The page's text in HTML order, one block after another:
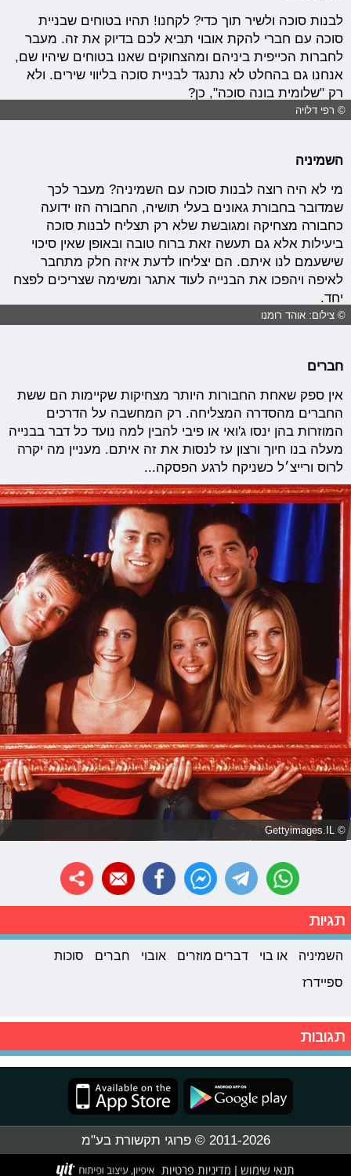
לבנות סוכה ולשיר תוך כדי? לקחנו! תהיו בטוחים שבניית
סוכה עם חברי להקת אובוי תביא לכם בדיוק את זה. מעבר
לחברות הכייפית ביניהם ומהצחוקים שאנו בטוחים שיהיו שם,
אנחנו גם בהחלט לא נתנגד לבניית סוכה בליווי שירים. ולא
רק "שלומית בונה סוכה", כן?
© רפי דלויה
השמיניה
מי לא היה רוצה לבנות סוכה עם השמיניה? מעבר לכך
שמדובר בחבורת גאונים בעלי תושיה, החבורה הזו ידועה
כחבורה מצחיקה ומגובשת שלא רק תצליח לבנות סוכה
ביעילות אלא גם תעשה זאת ברוח טובה ובאופן שאין סיכוי
שישעמם לנו איתם. הם יצליחו לדעת איזה חלק מתחבר
לאיפה ויהפכו את הבנייה לעוד אתגר ומשימה שצריכים לפצח
יחד.
© צילום: אוהד רומנו
חברים
אין ספק שאחת החבורות היותר מצחיקות שקיימות הם ששת
החברים מהסדרה המצליחה. רק המחשבה על הדרכים
המוזרות בהן ינסו ג'ואי או פיבי להבין למה נועד כל דבר בבנייה
מעלה בנו חיוך ורצון עז לנסות את זה איתם. מעניין מה יקרה
לרוס ורייצ׳ל כשניקח לרגע הפסקה...
© Gettyimages.IL
תגיות
השמיניה או בוי דברים מוזרים אובוי חברים
סוכות
ספיידרז
תגובות
2011-2026 © פרוגי תקשורת בע"מ
תנאי שימוש מדיניות פרטיות